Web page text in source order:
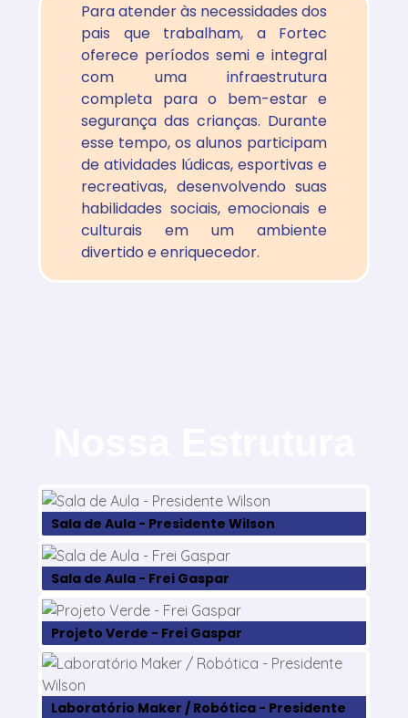
Para atender às necessidades dos
pais que trabalham, a Fortec
oferece períodos semi e integral
com uma infraestrutura
completa para o bem-estar e
segurança das crianças. Durante
esse tempo, os alunos participam
de atividades lúdicas, esportivas e
recreativas, desenvolvendo suas
habilidades sociais, emocionais e
culturais em um ambiente
divertido e enriquecedor.
Sala de Aula - Presidente Wilson
Sala de Aula - Frei Gaspar
Projeto Verde - Frei Gaspar
Laboratório Maker / Robótica - Presidente